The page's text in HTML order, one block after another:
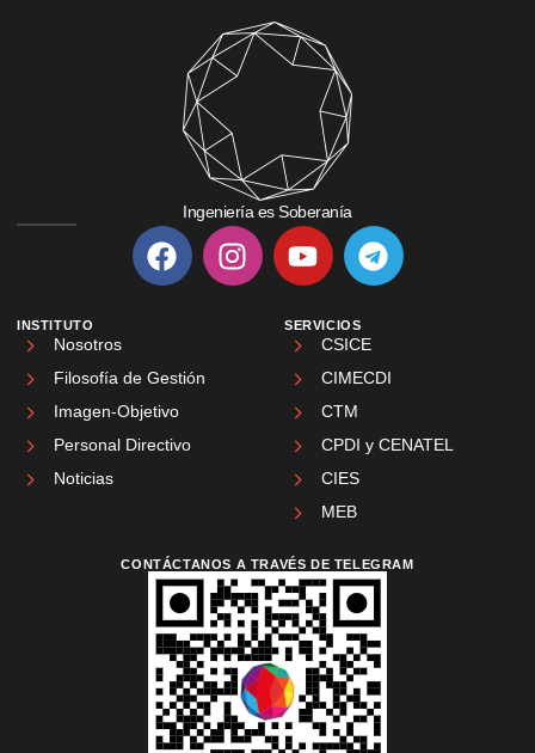
Ingeniería es Soberanía
INSTITUTO
Nosotros
Filosofía de Gestión
Imagen-Objetivo
Personal Directivo
Noticias
SERVICIOS
CSICE
CIMECDI
CTM
CPDI y CENATEL
CIES
MEB
CONTÁCTANOS A TRAVÉS DE TELEGRAM